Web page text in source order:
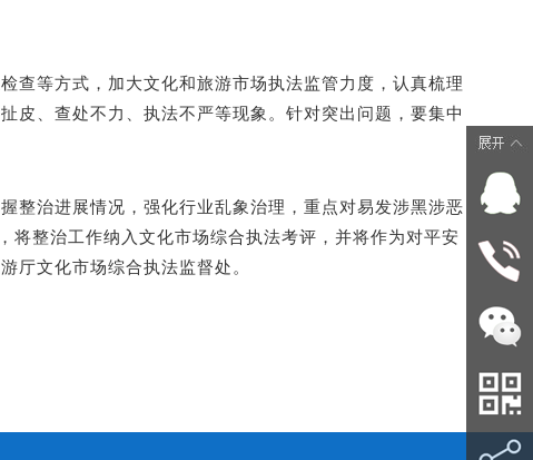
查等方式，加大文化和旅游市场执法监管力度，认真梳理
皮、查处不力、执法不严等现象。针对突出问题，要集中
整治进展情况，强化行业乱象治理，重点对易发涉黑涉恶
将整治工作纳入文化市场综合执法考评，并将作为对平安
厅文化市场综合执法监督处。